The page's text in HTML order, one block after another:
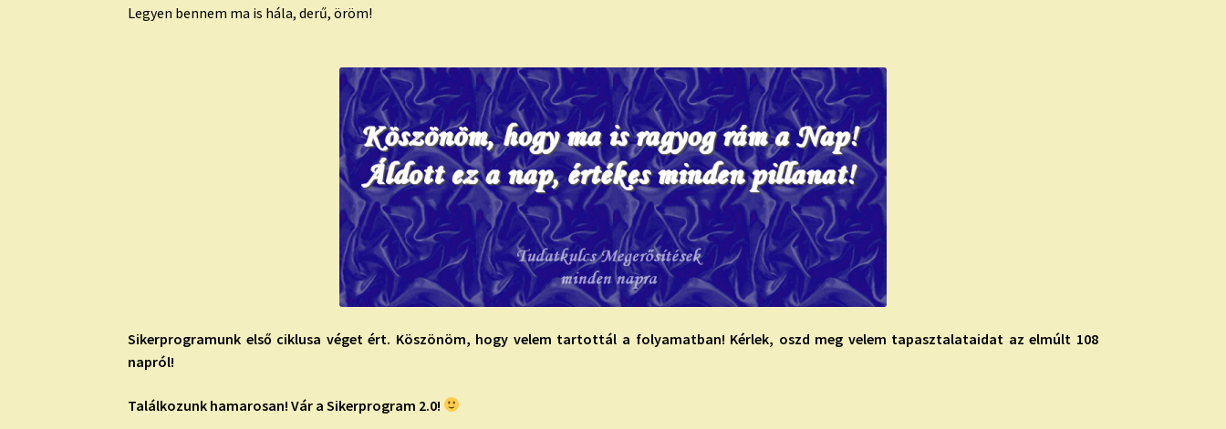
Legyen bennem ma is hála, derű, öröm!
Sikerprogramunk első ciklusa véget ért. Köszönöm, hogy velem tartottál a folyamatban! Kérlek, oszd meg velem tapasztalataidat az elmúlt 108
napról!
Találkozunk hamarosan! Vár a Sikerprogram 2.0!